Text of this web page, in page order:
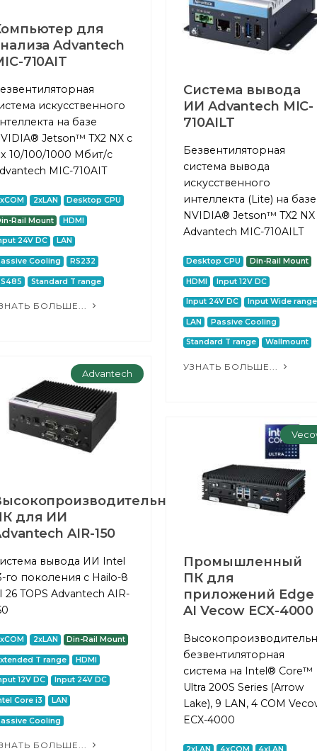
для
Advantech
710AIT
искусственного
на базе
Jetson™ TX2 NX с
10/100/1000 Мбит/с
MIC-710AIT
2xLAN Desktop CPU
Rail Mount HDMI
24V DC LAN
Cooling RS232
Standard T range
БОЛЬШЕ...
Система вывода
ИИ Advantech MIC-
710AILT
Безвентиляторная
система вывода
искусственного
интеллекта (Lite) на базе
NVIDIA® Jetson™ TX2 NX
Advantech MIC-710AILT
Desktop CPU Din-Rail Mount
HDMI Input 12V DC
Input 24V DC Input Wide range
LAN Passive Cooling
Standard T range Wallmount
УЗНАТЬ БОЛЬШЕ...
Advantech
для ИИ
AIR-150
вывода ИИ Intel
го поколения с Hailo-8
26 TOPS Advantech AIR-
2xLAN Din-Rail Mount
T range HDMI
12V DC Input 24V DC
Core i3 LAN
Cooling
БОЛЬШЕ...
Промышленный
ПК для
приложений Edge
AI Vecow ECX-4000
безвентиляторная
система на Intel® Core™
Ultra 200S Series (Arrow
Lake), 9 LAN, 4 COM
ECX-4000